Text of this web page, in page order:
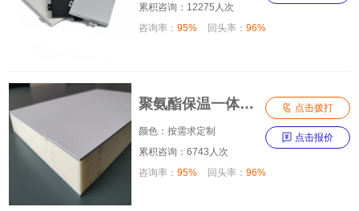
累积咨询：12275人次
咨询率： 95% 回头率：96%
聚氨酯保温一体铝板
颜色：按需求定制
累积咨询：6743人次
 点击拨打
 点击报价
咨询率： 95% 回头率：96%